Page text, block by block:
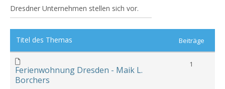
Dresdner Unternehmen stellen sich vor.
Titel des Themas Beiträge
Ferienwohnung Dresden - Maik L.
Borchers
1